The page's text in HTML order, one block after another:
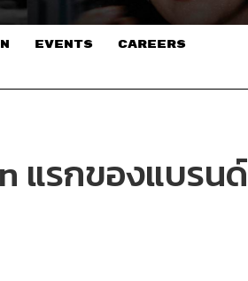
EVENTS CAREERS
แรกของแบรนด์